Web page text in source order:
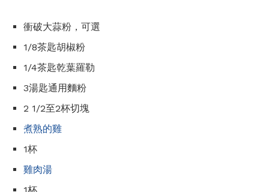
衝破大蒜粉，可選
1/8茶匙胡椒粉
1/4茶匙乾葉羅勒
3湯匙通用麵粉
2 1/2至2杯切塊
煮熟的雞
1杯
雞肉湯
1杯